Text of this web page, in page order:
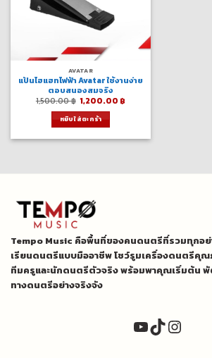
AVATAR
แป้นไฮแฮทไฟฟ้า Avatar ใช้งานง่าย
ตอบสนองสมจริง
1,500.00฿ Original
price
was:
1,500.00 ฿.
1,200.00 ฿
หยิบใส่ตะกร้า
Tempo Music คือพื้นที่ของคนดนตรีที่รวมทุกอย่
เรียนดนตรีแบบมืออาชีพ โชว์รูมเครื่องดนตรีคุณ
ทีมครูและนักดนตรีตัวจริง พร้อมพาคุณเริ่มต้น พั
ทางดนตรีอย่างจริงจัง
YouTube
TikTok